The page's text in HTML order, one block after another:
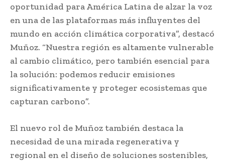
oportunidad para América Latina de alzar la voz
en una de las plataformas más influyentes del
mundo en acción climática corporativa”, destacó
Muñoz. “Nuestra región es altamente vulnerable
al cambio climático, pero también esencial para
la solución: podemos reducir emisiones
significativamente y proteger ecosistemas que
capturan carbono”.
El nuevo rol de Muñoz también destaca la
necesidad de una mirada regenerativa y
regional en el diseño de soluciones sostenibles,